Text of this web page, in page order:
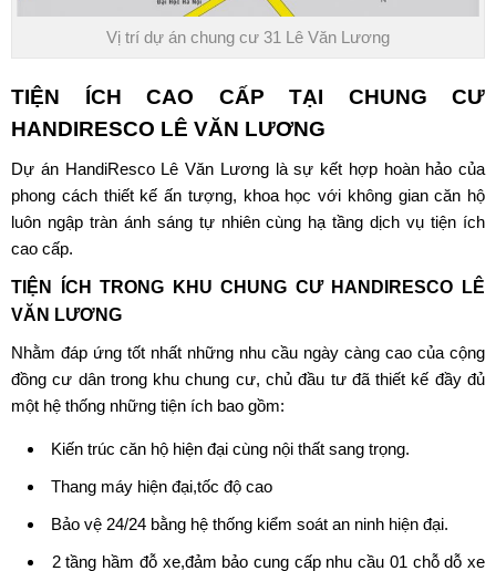
Vị trí dự án chung cư 31 Lê Văn Lương
TIỆN ÍCH CAO CẤP TẠI CHUNG CƯ
HANDIRESCO LÊ VĂN LƯƠNG
Dự án HandiResco Lê Văn Lươnglà sự kết hợp hoàn hảo của
phong cách thiết kế ấn tượng, khoa học với không gian căn hộ
luôn ngập tràn ánh sáng tự nhiên cùng hạ tầng dịch vụ tiện ích
cao cấp.
TIỆN ÍCH TRONG KHU CHUNG CƯ HANDIRESCO LÊ
VĂN LƯƠNG
Nhằm đáp ứng tốt nhất những nhu cầu ngày càng cao của cộng
đồng cư dân trong khu chung cư, chủ đầu tư đã thiết kế đầy đủ
một hệ thống những tiện ích bao gồm:
Kiến trúc căn hộ hiện đại cùng nội thất sang trọng.
Thang máy hiện đại,tốc độ cao
Bảo vệ 24/24 bằng hệ thống kiểm soát an ninh hiện đại.
2 tầng hầm đỗ xe,đảm bảo cung cấp nhu cầu 01 chỗ dỗ xe